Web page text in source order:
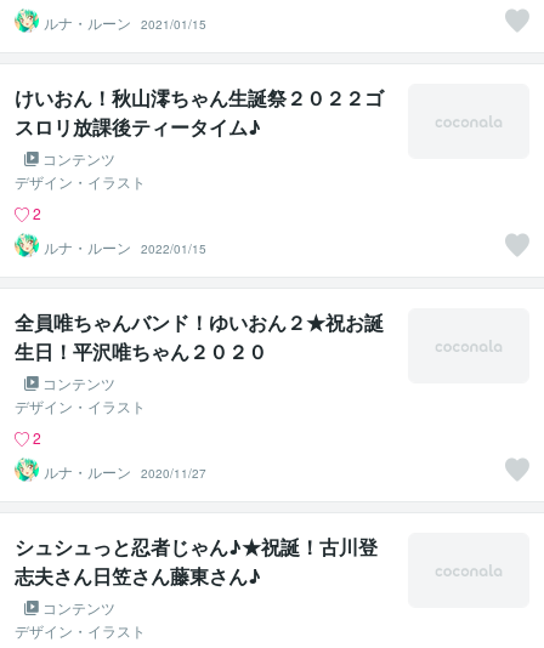
ルナ・ルーン
2021/01/15
けいおん！秋山澪ちゃん生誕祭２０２２ゴ
スロリ放課後ティータイム♪
コンテンツ
デザイン・イラスト
2
ルナ・ルーン
2022/01/15
全員唯ちゃんバンド！ゆいおん２★祝お誕
生日！平沢唯ちゃん２０２０
コンテンツ
デザイン・イラスト
2
ルナ・ルーン
2020/11/27
シュシュっと忍者じゃん♪★祝誕！古川登
志夫さん日笠さん藤東さん♪
コンテンツ
デザイン・イラスト